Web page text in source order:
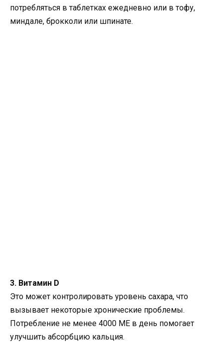
потребляться в таблетках ежедневно или в тофу,
миндале, брокколи или шпинате.
3. Витамин D
Это может контролировать уровень сахара, что
вызывает некоторые хронические проблемы.
Потребление не менее 4000 МЕ в день помогает
улучшить абсорбцию кальция.